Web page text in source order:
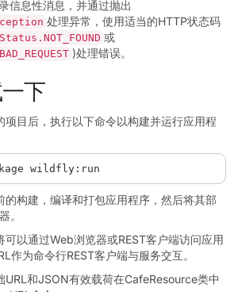
信息性消息，并通过抛出
处理异常，使用适当的HTTP状态码
或
)处理错误。
下
项目后，执行以下命令以构建并运行应用程
的构建，编译和打包应用程序，然后将其部
。
可以通过Web浏览器或REST客户端访问应用
作为命令行REST客户端与服务交互。
URL和JSON有效载荷在CafeResource类中